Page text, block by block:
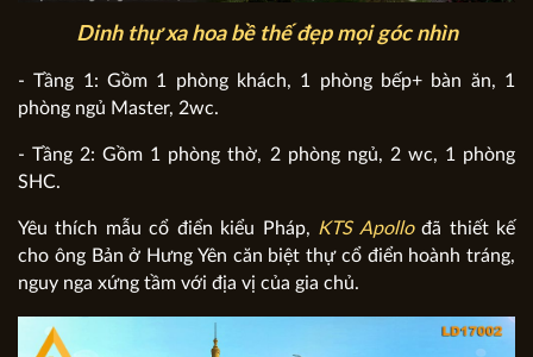
Dinh thự xa hoa bề thế đẹp mọi góc nhìn
- Tầng 1: Gồm 1 phòng khách, 1 phòng bếp+ bàn ăn, 1
phòng ngủ Master, 2wc.
- Tầng 2: Gồm 1 phòng thờ, 2 phòng ngủ, 2 wc, 1 phòng
SHC.
Yêu thích mẫu cổ điển kiểu Pháp, KTS Apollođã thiết kế
cho ông Bản ở Hưng Yên căn biệt thự cổ điển hoành tráng,
nguy nga xứng tầm với địa vị của gia chủ.